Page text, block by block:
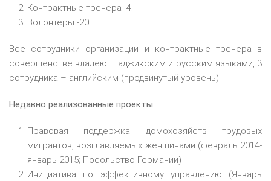
Контрактные тренера- 4;
Волонтеры -20.
Все сотрудники организации и контрактные тренера в
совершенстве владеют таджикским и русским языками, 3
сотрудника – английским (продвинутый уровень).
Недавно реализованные проекты:
Правовая поддержка домохозяйств трудовых
мигрантов, возглавляемых женщинами (февраль 2014-
январь 2015; Посольство Германии)
Инициатива по эффективному управлению (Январь